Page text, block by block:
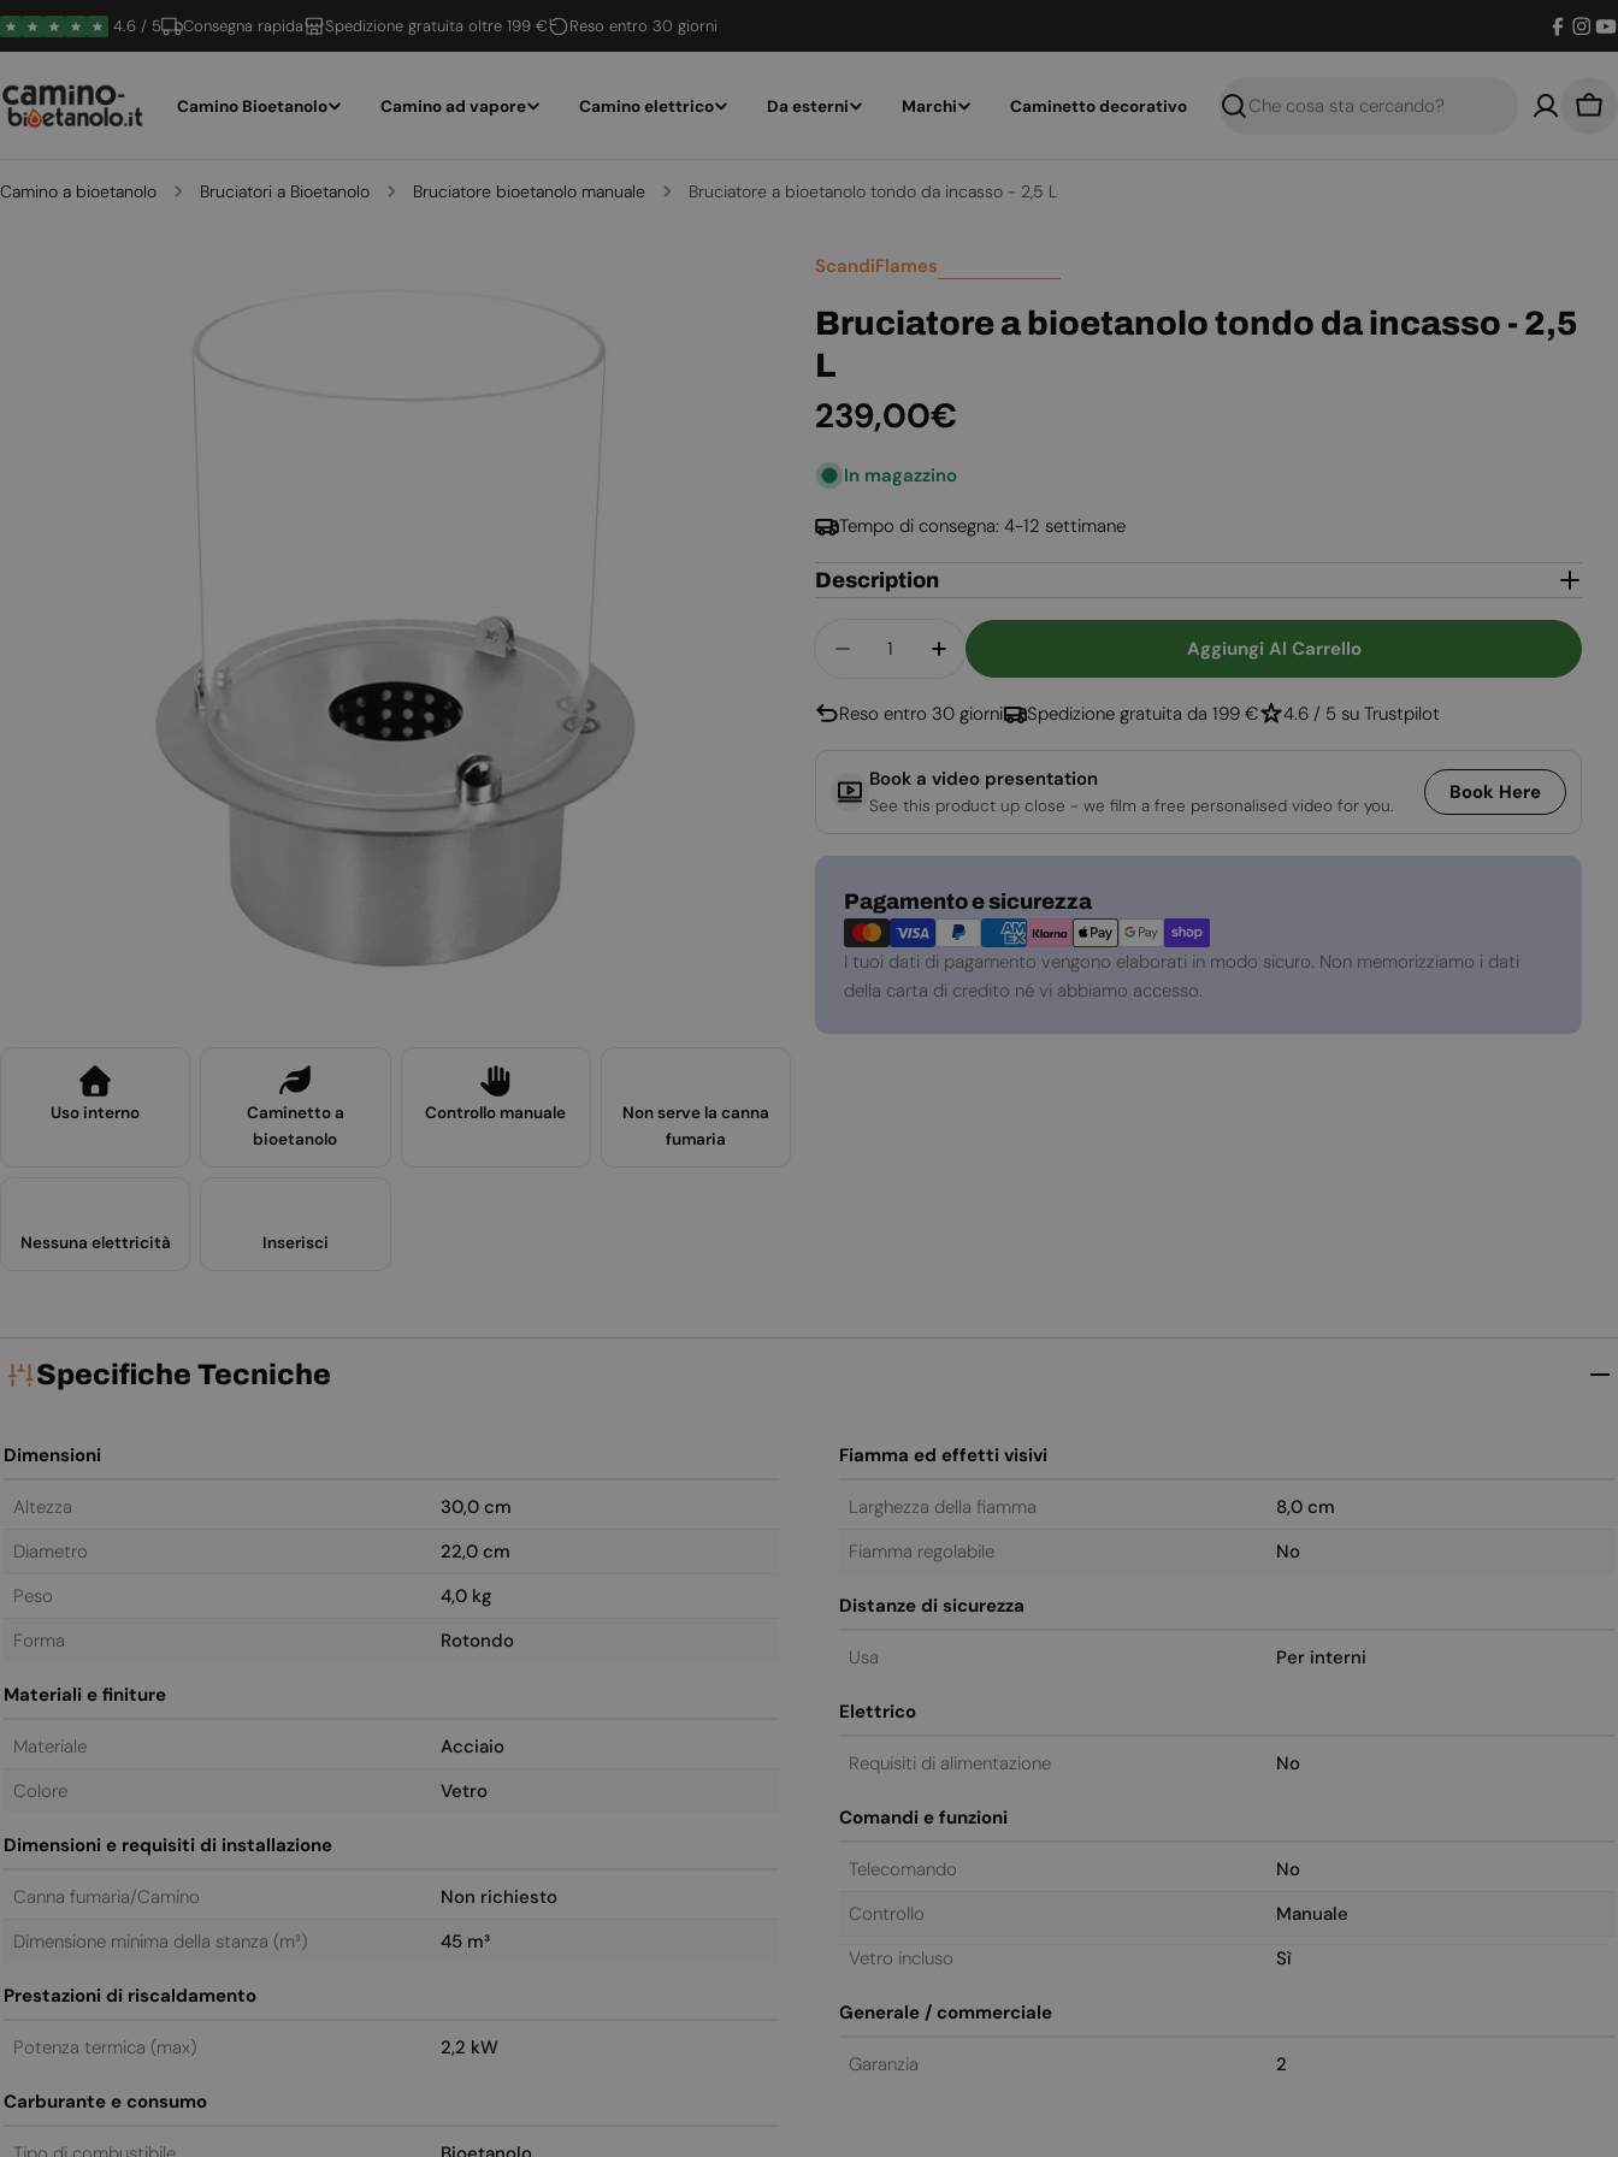
Vai
al
4.6 / 5 Consegna rapida Spedizione gratuita oltre 199 € Reso entro 30 giorni
Camino Bioetanolo Camino ad vapore Camino elettrico Da esterni Marchi Caminetto decorativo
Ricerca
Camino a bioetanolo Bruciatori a Bioetanolo Bruciatore bioetanolo manuale Bruciatore a bioetanolo tondo da incasso - 2,5 L
supporto 0 in modalità modale
Uso interno
Caminetto a
bioetanolo
Controllo manuale
Non serve la canna
fumaria
Nessuna elettricità Inserisci
ScandiFlames
Bruciatore a bioetanolo tondo da incasso - 2,5
L
Prezzo
normale
239,00€
In magazzino
Tempo di consegna: 4-12 settimane
Description
Diminuisci La Quantità Per Bruciatore A Bioetanolo Tondo Da
Aumenta La Quantità Per Bruciatore A
Aggiungi Al Carrello
Reso entro 30 giorni Spedizione gratuita da 199 € 4.6 / 5 su Trustpilot
Book a video presentation
See this product up close - we film a free personalised video for you.
Book Here
Pagamento e sicurezza
Metodi
di
pagamento
I tuoi dati di pagamento vengono elaborati in modo sicuro. Non memorizziamo i dati
della carta di credito né vi abbiamo accesso.
Specifiche Tecniche
Dimensioni
Altezza
30,0 cm
Diametro
22,0 cm
Peso
4,0 kg
Forma
Rotondo
Materiali e finiture
Materiale
Acciaio
Colore
Vetro
Dimensioni e requisiti di installazione
Canna fumaria/Camino
Non richiesto
Dimensione minima della stanza (m³)
45 m³
Prestazioni di riscaldamento
Potenza termica (max) 2,2 kW
Carburante e consumo
Fiamma ed effetti visivi
Larghezza della fiamma
8,0 cm
Fiamma regolabile
No
Distanze di sicurezza
Usa Per interni
Elettrico
Requisiti di alimentazione No
Comandi e funzioni
Telecomando
No
Controllo
Manuale
Vetro incluso
Sì
Generale / commerciale
Garanzia 2